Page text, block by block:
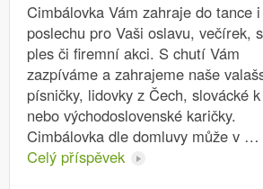
Cimbálovka Vám zahraje do tance
poslechu pro Vaši oslavu, večírek,
ples či firemní akci. S chutí Vám
zazpíváme a zahrajeme naše
písničky, lidovky z Čech, slovácké
nebo východoslovenské karičky.
Cimbálovka dle domluvy může v …
Celý příspěvek